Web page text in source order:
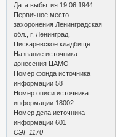
Дата выбытия 19.06.1944
Первичное место
захоронения Ленинградская
обл., г. Ленинград,
Пискаревское кладбище
Название источника
донесения ЦАМО
Номер фонда источника
информации 58
Номер описи источника
информации 18002
Номер дела источника
информации 601
СЭГ 1170